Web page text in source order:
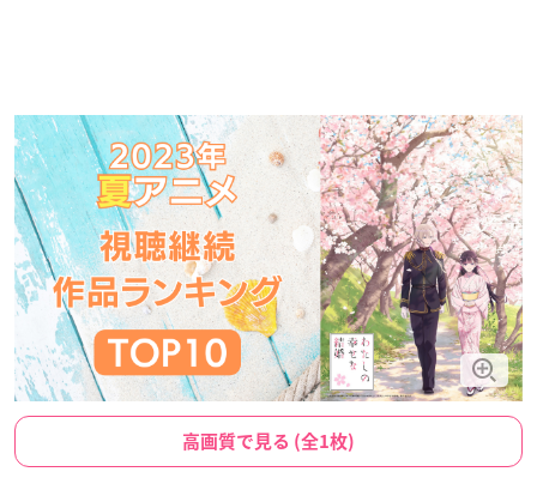
高画質で見る (全1枚)